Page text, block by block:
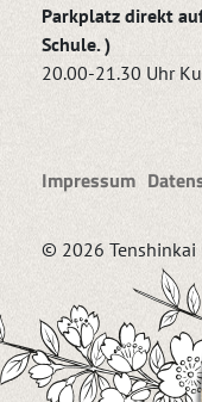
Parkplatz direkt
Schule. )
20.00-21.30 Uhr
Impressum
© 2026 Tenshinkai